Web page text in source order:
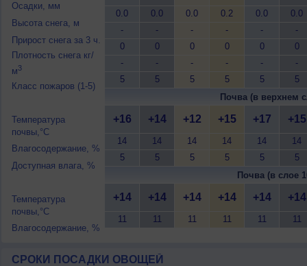
Осадки, мм
Высота снега, м
Прирост снега за 3 ч.
Плотность снега кг/
м3
Класс пожаров (1-5)
Температура
почвы,°C
Влагосодержание, %
Доступная влага, %
Температура
почвы,°C
Влагосодержание, %
0.0
-
0
-
5
0.0
-
0
-
5
0.0
-
0
-
5
0.2
-
0
-
5
0.0
-
0
-
5
0.0
-
0
-
5
Почва (в верхнем
+16
14
5
+14
14
5
+12
14
5
+15
14
5
+17
14
5
+15
14
5
Почва (в слое
+14
11
+14
11
+14
11
+14
11
+14
11
+14
11
СРОКИ ПОСАДКИ ОВОЩЕЙ